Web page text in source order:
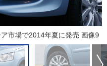
市場で2014年夏に発売 画像9